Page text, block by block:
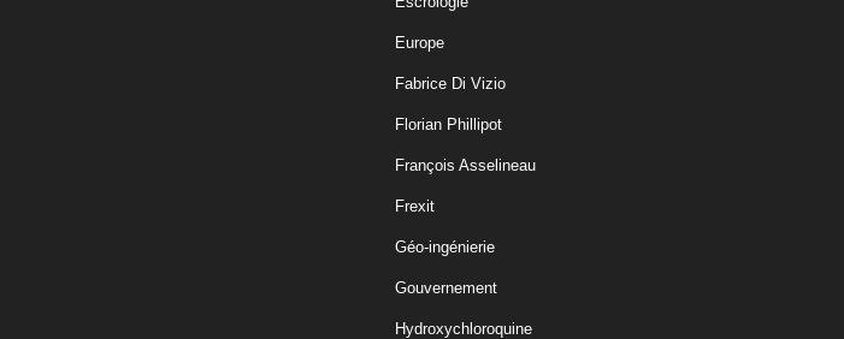
Europe
Fabrice Di Vizio
Florian Phillipot
François Asselineau
Frexit
Géo-ingénierie
Gouvernement
Hydroxychloroquine